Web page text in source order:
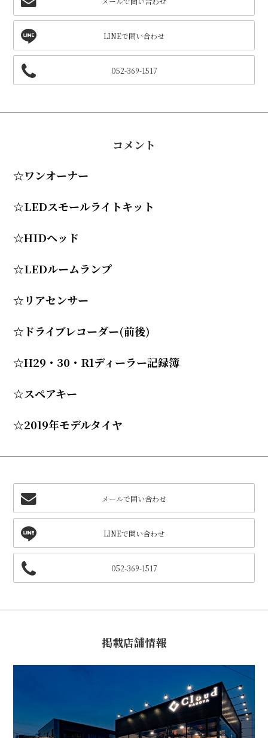
052-369-1517
コメント
☆ワンオーナー
☆LEDスモールライトキット
☆HIDヘッド
☆LEDルームランプ
☆リアセンサー
☆ドライブレコーダー(前後)
☆H29・30・R1ディーラー記録簿
☆スペアキー
☆2019年モデルタイヤ
メールで問い合わせ
052-369-1517
掲載店舗情報